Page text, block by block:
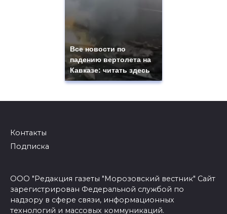
Все новости по
падению вертолета на
Кавказе: читать здесь
Контакты
Подписка
ООО "Редакция газеты "Морозовский вестник" Сайт
зарегистрирован Федеральной службой по
надзору в сфере связи, информационных
технологий и массовых коммуникаций.